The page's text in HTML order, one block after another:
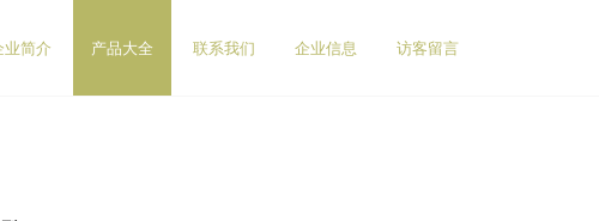
业简介 产品大全 联系我们 企业信息 访客留言